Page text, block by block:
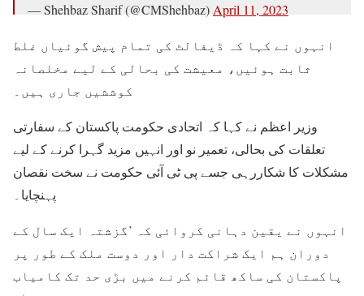
— Shehbaz Sharif (@CMShehbaz) April 11, 2023
انہوں نے کہا کہ ڈیفالٹ کی تمام پیش گوئیاں غلط
ثابت ہوئیں، معیشت کی بحالی کے لیے مخلصانہ
کوششیں جاری ہیں۔
وزیر اعظم نے کہا کہ اتحادی حکومت پاکستان کے سفارتی
تعلقات کی بحالی، تعمیر نو اور انہیں مزید گہرا کرنے کے لیے
مشکلات کا شکاررہی جسے پی ٹی آئی حکومت نے سخت نقصان
پہنچایا۔
انہوں نے یقین دہانی کروائی کہ ’گزشتہ ایک سال کے
دوران ہم ایک شراکت دار اور دوست ملک کے طور پر
پاکستان کی ساکھ قائم کرنے میں بڑی حد تک کامیاب